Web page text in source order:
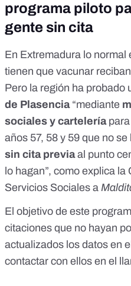
programa piloto
gente sin cita
En Extremadura lo normal
tienen que vacunar
Pero la región ha probado
de Plasencia“mediante
sociales y carteleríapara
años 57, 58 y 59 que no
sin cita previaal punto
lo hagan”, como explica
Servicios Sociales a
El objetivo de este
citaciones que no hayan
actualizados los datos en
contactar con ellos en el